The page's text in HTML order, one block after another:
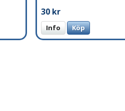
30 kr
Info Köp